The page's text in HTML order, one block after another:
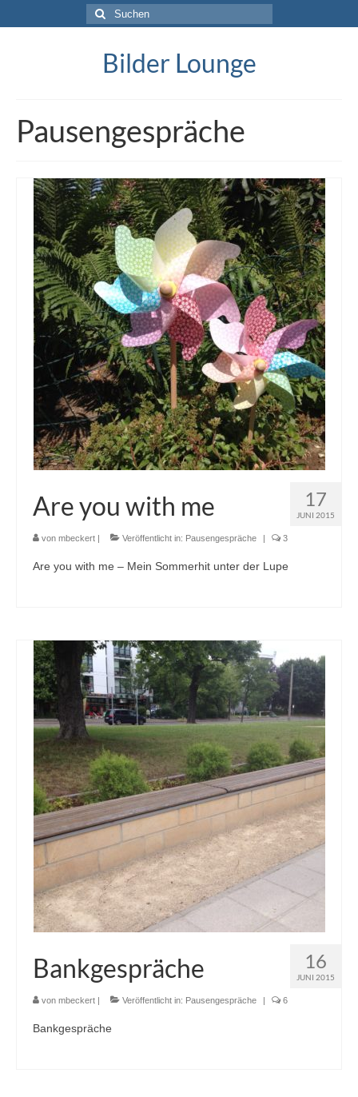
Suche
nach:
Bilder Lounge
Pausengespräche
17
JUNI 2015
Are you with me
von mbeckert | Veröffentlicht in: Pausengespräche | 3
Are you with me – Mein Sommerhit unter der Lupe
16
JUNI 2015
Bankgespräche
von mbeckert | Veröffentlicht in: Pausengespräche | 6
Bankgespräche